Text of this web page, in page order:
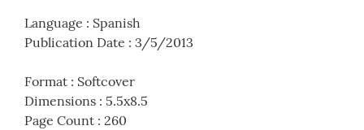
Language : Spanish
Publication Date : 3/5/2013
Format : Softcover
Dimensions : 5.5x8.5
Page Count : 260